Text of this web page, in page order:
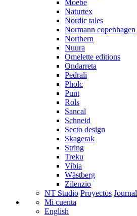
Moebe
Naturtex
Nordic tales
Normann copenhagen
Northern
Nuura
Omelette editions
Ondarreta
Pedrali
Pholc
Punt
Rols
Sancal
Schneid
Secto design
Skagerak
String
Treku
Vibia
Wästberg
Zilenzio
NT Studio Proyectos Journal
Mi cuenta
English